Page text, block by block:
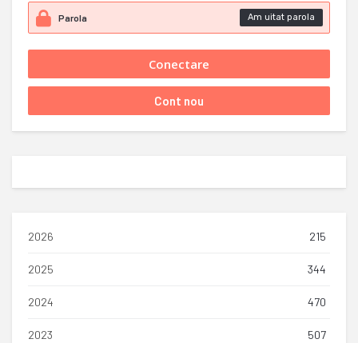
Am uitat parola
2026 215
2025 344
2024 470
2023 507